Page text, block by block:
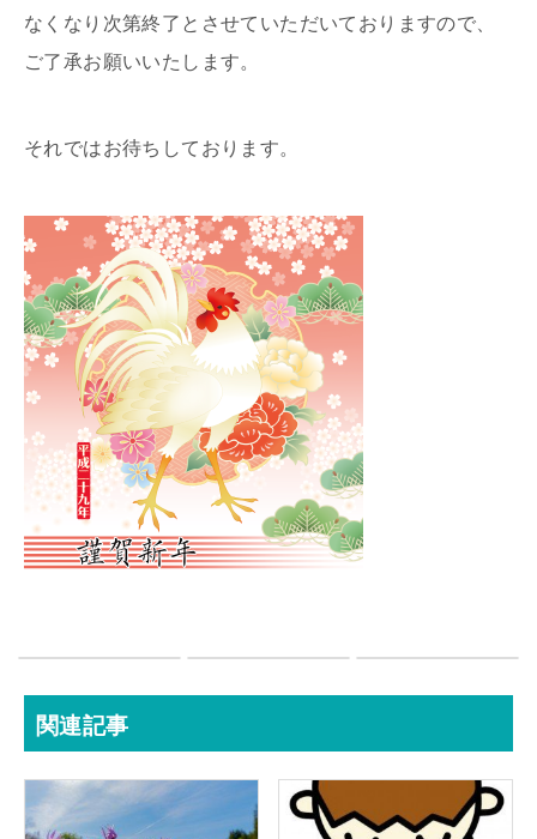
なくなり次第終了とさせていただいておりますので、
ご了承お願いいたします。
それではお待ちしております。
関連記事